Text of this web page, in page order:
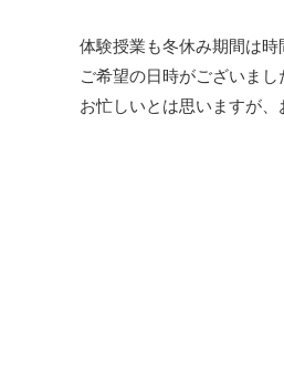
体験授業も冬休み期間は時
ご希望の日時がございま
お忙しいとは思いますが、